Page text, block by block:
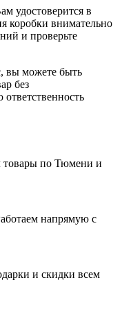
удостоверится в
коробки внимательно
и проверьте
вы можете быть
без
товары по Тюмени и
напрямую с
и скидки всем